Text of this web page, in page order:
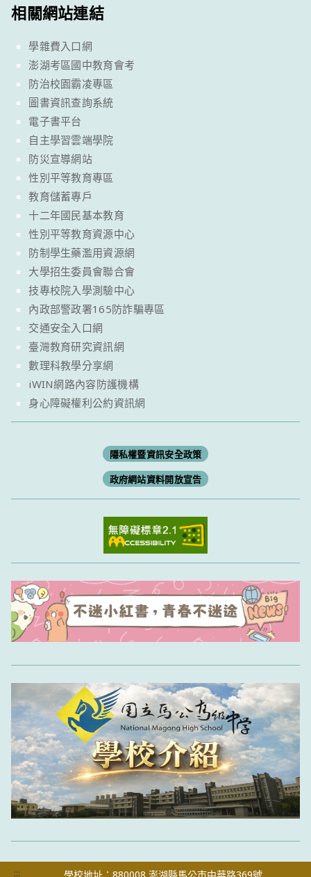
相關網站連結
學雜費入口網
澎湖考區國中教育會考
防治校園霸凌專區
圖書資訊查詢系統
電子書平台
自主學習雲端學院
防災宣導網站
性別平等教育專區
教育儲蓄專戶
十二年國民基本教育
性別平等教育資源中心
防制學生藥濫用資源網
大學招生委員會聯合會
技專校院入學測驗中心
內政部警政署165防詐騙專區
交通安全入口網
臺灣教育研究資訊網
數理科教學分享網
iWIN網路內容防護機構
身心障礙權利公約資訊網
隱私權暨資訊安全政策
政府網站資料開放宣告
:::